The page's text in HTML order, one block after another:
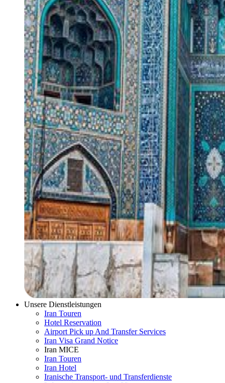
Unsere Dienstleistungen
Iran Touren
Hotel Reservation
Airport Pick up And Transfer Services
Iran Visa Grand Notice
Iran MICE
Iran Touren
Iran Hotel
Iranische Transport- und Transferdienste